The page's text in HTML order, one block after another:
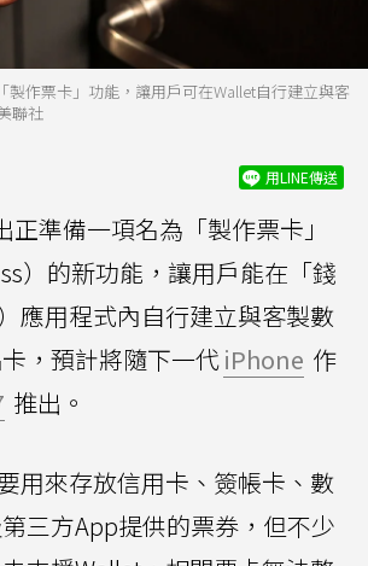
製作票卡」功能，讓用戶可在Wallet自行建立與客
聯社
用LINE傳送
正準備一項名為「製作票卡」
）的新功能，讓用戶能在「錢
應用程式內自行建立與客製數
，預計將隨下一代iPhone 作
推出。
用來存放信用卡、簽帳卡、數
三方App提供的票券，但不少